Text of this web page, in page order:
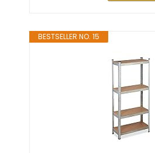
BESTSELLER NO. 15